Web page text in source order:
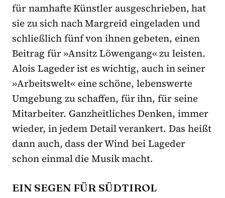
für namhafte Künstler ausgeschrieben, hat
sie zu sich nach Margreid eingeladen und
schließlich fünf von ihnen gebeten, einen
Beitrag für »Ansitz Löwengang« zu leisten.
Alois Lageder ist es wichtig, auch in seiner
»Arbeitswelt« eine schöne, lebenswerte
Umgebung zu schaffen, für ihn, für seine
Mitarbeiter. Ganzheitliches Denken, immer
wieder, in jedem Detail verankert. Das heißt
dann auch, dass der Wind bei Lageder
schon einmal die Musik macht.
EIN SEGEN FÜR SÜDTIROL